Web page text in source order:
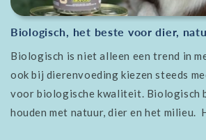
Biologisch, het beste voor dier,
Biologisch is niet alleen een trend in
ook bij dierenvoeding kiezen steeds
voor biologische kwaliteit. Biologisch
houden met natuur, dier en het milieu.